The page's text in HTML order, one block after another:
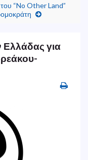
“No Other Land”
για